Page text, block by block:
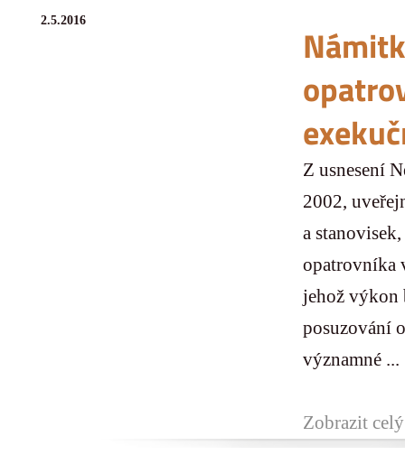
2.5.2016
Z usnesení
2002,
a
opatrovníka
jehož výkon
posuzování
významné ...
Zobrazit